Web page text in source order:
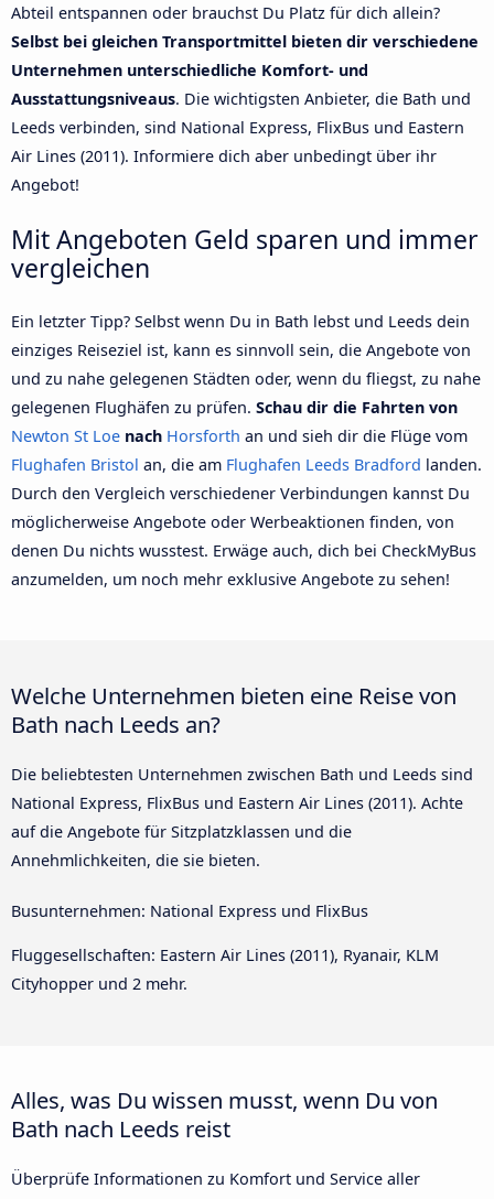
Abteil entspannen oder brauchst Du Platz für dich allein?
Selbst bei gleichen Transportmittel bieten dir verschiedene
Unternehmen unterschiedliche Komfort- und
Ausstattungsniveaus. Die wichtigsten Anbieter, die Bath und
Leeds verbinden, sind National Express, FlixBus und Eastern
Air Lines (2011). Informiere dich aber unbedingt über ihr
Angebot!
Mit Angeboten Geld sparen und immer
vergleichen
Ein letzter Tipp? Selbst wenn Du in Bath lebst und Leeds dein
einziges Reiseziel ist, kann es sinnvoll sein, die Angebote von
und zu nahe gelegenen Städten oder, wenn du fliegst, zu nahe
gelegenen Flughäfen zu prüfen. Schau dir die Fahrten von
Newton St Loe nach Horsforth an und sieh dir die Flüge vom
Flughafen Bristol an, die am Flughafen Leeds Bradford landen.
Durch den Vergleich verschiedener Verbindungen kannst Du
möglicherweise Angebote oder Werbeaktionen finden, von
denen Du nichts wusstest. Erwäge auch, dich bei CheckMyBus
anzumelden, um noch mehr exklusive Angebote zu sehen!
Welche Unternehmen bieten eine Reise von
Bath nach Leeds an?
Die beliebtesten Unternehmen zwischen Bath und Leeds sind
National Express, FlixBus und Eastern Air Lines (2011). Achte
auf die Angebote für Sitzplatzklassen und die
Annehmlichkeiten, die sie bieten.
Busunternehmen: National Express und FlixBus
Fluggesellschaften: Eastern Air Lines (2011), Ryanair, KLM
Cityhopper und 2 mehr.
Alles, was Du wissen musst, wenn Du von
Bath nach Leeds reist
Überprüfe Informationen zu Komfort und Service aller